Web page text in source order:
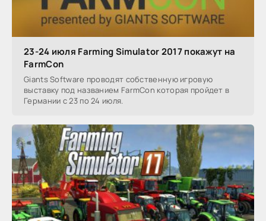
23-24 июля Farming Simulator 2017 покажут на
FarmCon
Giants Software проводят собственную игровую
выставку под названием FarmCon которая пройдет в
Германии с 23 по 24 июля.